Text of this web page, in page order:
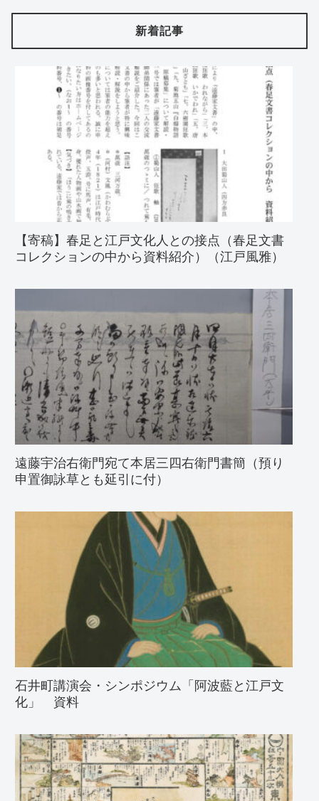
新着記事
【寄稿】春足と江戸文化人との接点（春足文書
コレクションの中から資料紹介）（江戸風雅）
遠藤宇治右衛門宛て本居三四右衛門書簡（預り
申置御詠草とも延引に付）
石井町講演会・シンポジウム「阿波藍と江戸文
化」 資料